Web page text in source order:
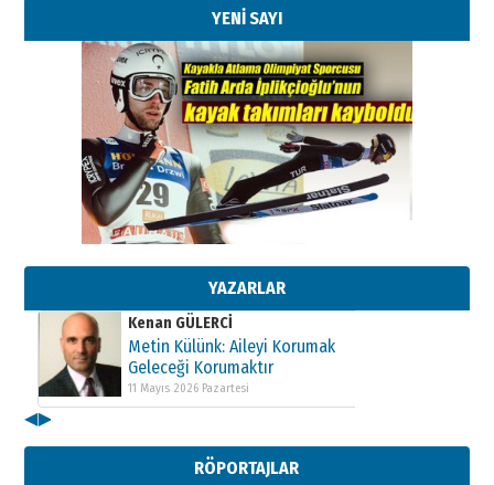
YENİ SAYI
YAZARLAR
Kenan GÜLERCİ
Metin Külünk: Aileyi Korumak
11 Mayıs 2026 Pazartesi
Kenan GÜLERCİ
Metin Külünk: Aileyi Korumak
Geleceği Korumaktır
11 Mayıs 2026 Pazartesi
Metin Külünk: Aileyi Korumak
Geleceği Korumaktır
◀▶
RÖPORTAJLAR